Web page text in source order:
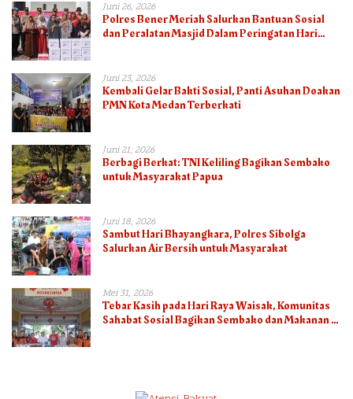
Juni 26, 2026
Polres Bener Meriah Salurkan Bantuan Sosial
dan Peralatan Masjid Dalam Peringatan Hari
Juni 23, 2026
Kembali Gelar Bakti Sosial, Panti Asuhan Doakan
PMN Kota Medan Terberkati
Juni 21, 2026
Berbagi Berkat: TNI Keliling Bagikan Sembako
untuk Masyarakat Papua
Juni 18, 2026
Sambut Hari Bhayangkara, Polres Sibolga
Salurkan Air Bersih untuk Masyarakat
Mei 31, 2026
Tebar Kasih pada Hari Raya Waisak, Komunitas
Sahabat Sosial Bagikan Sembako dan Makanan di